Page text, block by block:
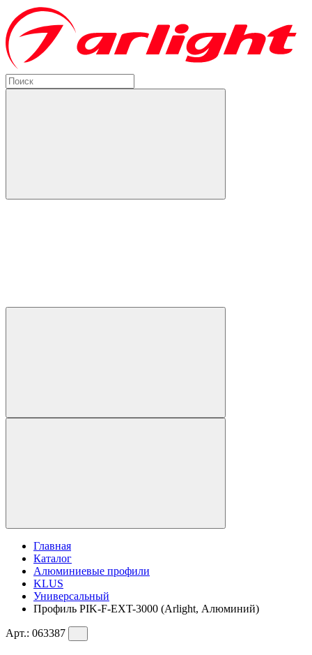
Главная
Каталог
Алюминиевые профили
KLUS
Универсальный
Профиль PIK-F-EXT-3000 (Arlight, Алюминий)
Арт.: 063387